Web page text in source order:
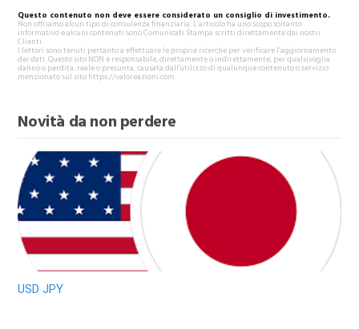
Questo contenuto non deve essere considerato un consiglio di investimento.
Non offriamo alcun tipo di consulenza finanziaria. L’articolo ha uno scopo soltanto
informativo e alcuni contenuti sono Comunicati Stampa scritti direttamente dai nostri
Clienti.
I lettori sono tenuti pertanto a effettuare le proprie ricerche per verificare l’aggiornamento
dei dati. Questo sito NON è responsabile, direttamente o indirettamente, per qualsivoglia
danno o perdita, reale o presunta, causata dall'utilizzo di qualunque contenuto o servizio
menzionato sul sito https://valoreazioni.com.
Novità da non perdere
USD JPY